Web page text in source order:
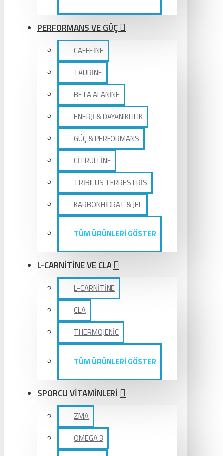
PERFORMANS VE GÜÇ
CAFFEİNE
TAURİNE
BETA ALANİNE
ENERJİ & DAYANIKLILIK
GÜÇ & PERFORMANS
CİTRULLİNE
TRİBILUS TERRESTRİS
KARBONHİDRAT & JEL
TÜM ÜRÜNLERİ GÖSTER
L-CARNİTİNE VE CLA
L-CARNİTİNE
CLA
THERMOJENİC
TÜM ÜRÜNLERİ GÖSTER
SPORCU VİTAMİNLERİ
ZMA
OMEGA 3